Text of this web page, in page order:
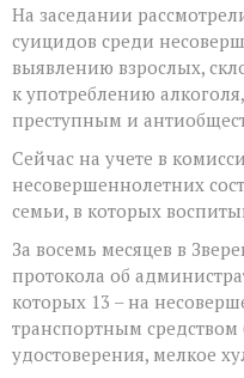
На заседании
суицидов среди
выявлению взрослых,
к употреблению
преступным и
Сейчас на учете в
несовершеннолетних
семьи, в которых
За восемь месяцев в
протокола об
которых 13 – на
транспортным средством
удостоверения, мелкое